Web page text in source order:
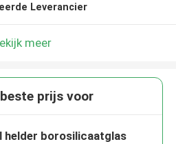
Leverancier
meer
prijs voor
helder borosilicaatglas